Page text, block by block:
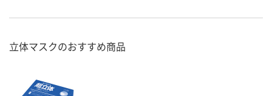
立体マスクのおすすめ商品